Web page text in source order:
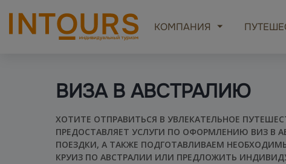
КОМПАНИЯ
ВИЗА В АВСТРАЛИЮ
ХОТИТЕ ОТПРАВИТЬСЯ В УВЛЕКАТЕЛЬНОЕ
ПРЕДОСТАВЛЯЕТ УСЛУГИ ПО ОФОРМЛЕНИЮ ВИЗ В
ПОЕЗДКИ, А ТАКЖЕ ПОДГОТАВЛИВАЕМ
КРУИЗ ПО АВСТРАЛИИ ИЛИ ПРЕДЛОЖИТЬ